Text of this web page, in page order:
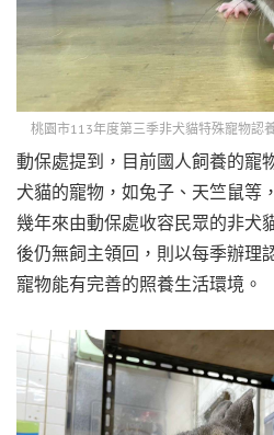
桃園市113年度第三季非犬貓特殊寵物認
動保處提到，目前國人飼養的寵
犬貓的寵物，如兔子、天竺鼠等
幾年來由動保處收容民眾的非犬
後仍無飼主領回，則以每季辦理
寵物能有完善的照養生活環境。